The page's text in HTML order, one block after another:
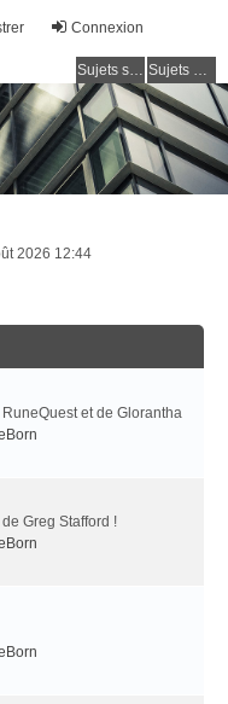
Connexion
Sujets sans réponse Sujets actifs
2026 12:44
et de Glorantha
Greg Stafford !